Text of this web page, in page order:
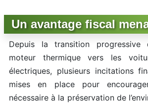
Un avantage fiscal
Depuis la transition progressive
moteur thermique vers les
électriques, plusieurs incitations
mises en place pour
nécessaire à la préservation de